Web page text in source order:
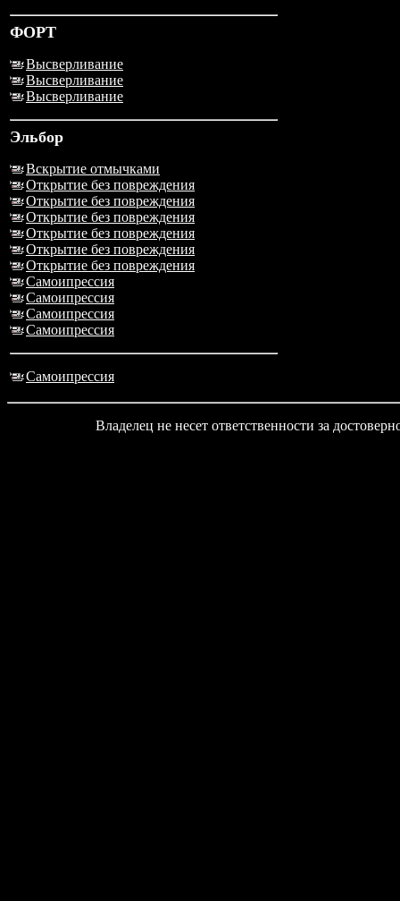
ФОРТ
Высверливание
Высверливание
Высверливание
Эльбор
Вскрытие отмычками
Открытие без повреждения
Открытие без повреждения
Открытие без повреждения
Открытие без повреждения
Открытие без повреждения
Открытие без повреждения
Самоипрессия
Самоипрессия
Самоипрессия
Самоипрессия
Самоипрессия
Владелец не несет ответственности за